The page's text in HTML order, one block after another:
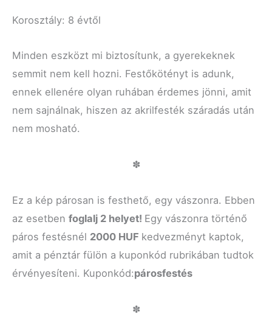
Korosztály: 8 évtől
Minden eszközt mi biztosítunk, a gyerekeknek
semmit nem kell hozni. Festőkötényt is adunk,
ennek ellenére olyan ruhában érdemes jönni, amit
nem sajnálnak, hiszen az akrilfesték száradás után
nem mosható.
✽
Ez a kép párosan is festhető, egy vászonra. Ebben
az esetben foglalj 2 helyet! Egy vászonra történő
páros festésnél 2000 HUF kedvezményt kaptok,
amit a pénztár fülön a kuponkód rubrikában tudtok
érvényesíteni. Kuponkód:párosfestés
✽